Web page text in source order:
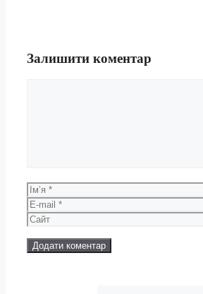
Залишити коментар
Ім’я
E-
mail
Сайт